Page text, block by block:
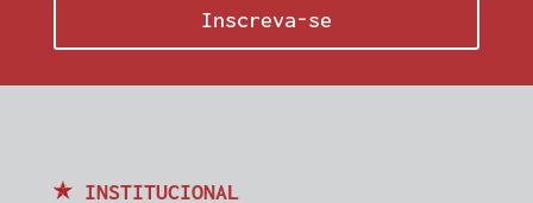
Inscreva-se
INSTITUCIONAL